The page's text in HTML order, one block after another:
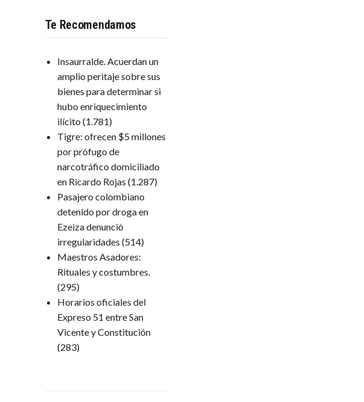
Te Recomendamos
Insaurralde. Acuerdan un
amplio peritaje sobre sus
bienes para determinar si
hubo enriquecimiento
ilícito (1.781)
Tigre: ofrecen $5 millones
por prófugo de
narcotráfico domiciliado
en Ricardo Rojas (1.287)
Pasajero colombiano
detenido por droga en
Ezeiza denunció
irregularidades (514)
Maestros Asadores:
Rituales y costumbres.
(295)
Horarios oficiales del
Expreso 51 entre San
Vicente y Constitución
(283)